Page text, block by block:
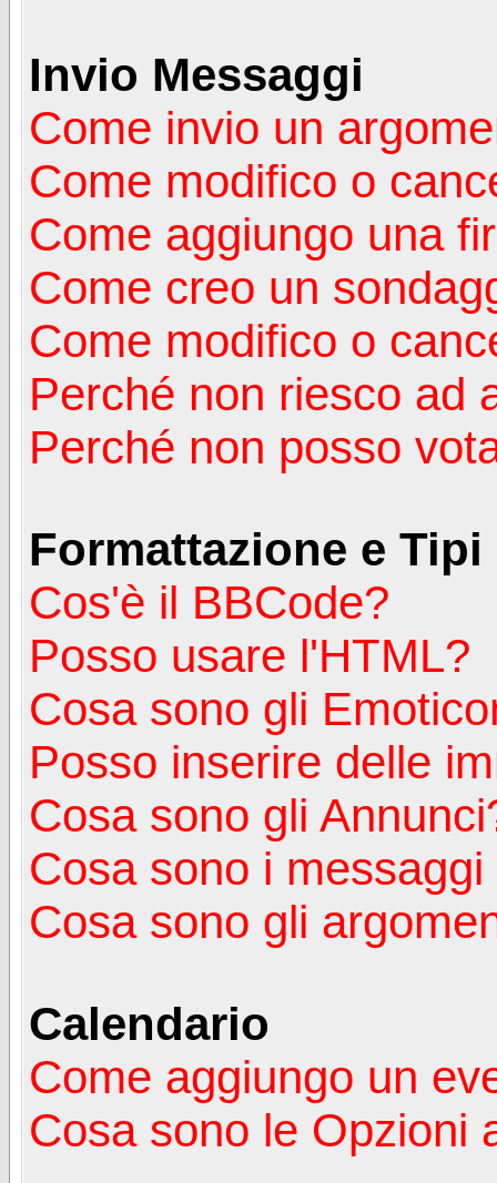
Invio Messaggi
Come invio un
Come modifico o
Come aggiungo una
Come creo un
Come modifico o
Perché non riesco ad
Perché non posso
Formattazione e
Cos'è il BBCode?
Posso usare l'HTML?
Cosa sono gli
Posso inserire delle
Cosa sono gli
Cosa sono i
Cosa sono gli
Calendario
Come aggiungo un
Cosa sono le Opzioni